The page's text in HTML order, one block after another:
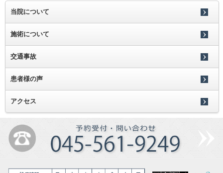
当院について
施術について
交通事故
患者様の声
アクセス